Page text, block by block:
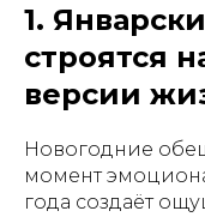
1.
строятся
версии
Новогодние
момент
года создаёт